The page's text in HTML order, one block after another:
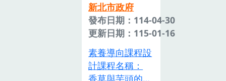
案鏈結「SDG 2:
消除飢餓，實現
糧食安全」與
「SDG 12: 責任
消費與生產」。
學生將學習如何
新北市政府
發布日期：114-04-30
更新日期：115-01-16
素養導向課程設
計課程名稱：
香草與芋頭的永